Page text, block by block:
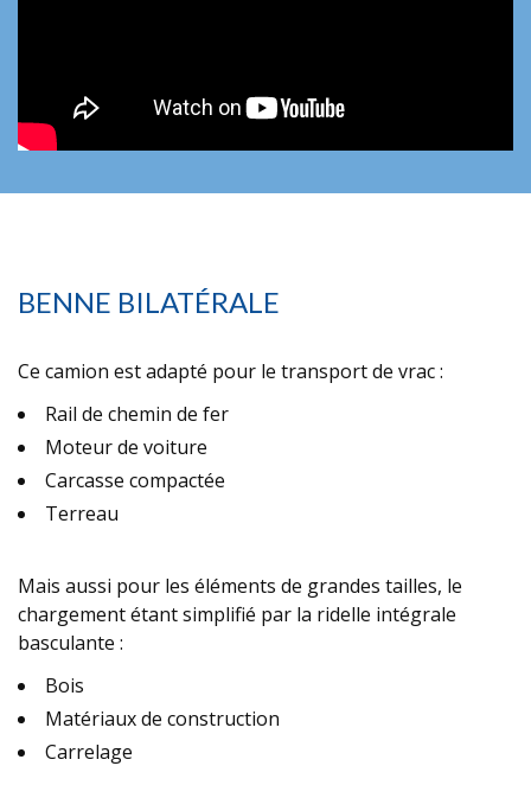
BENNE BILATÉRALE
Ce camion est adapté pour le transport de vrac:
Rail de chemin de fer
Moteur de voiture
Carcasse compactée
Terreau
Mais aussi pour les éléments de grandes tailles, le
chargement étant simplifié par la ridelle intégrale
basculante :
Bois
Matériaux de construction
Carrelage